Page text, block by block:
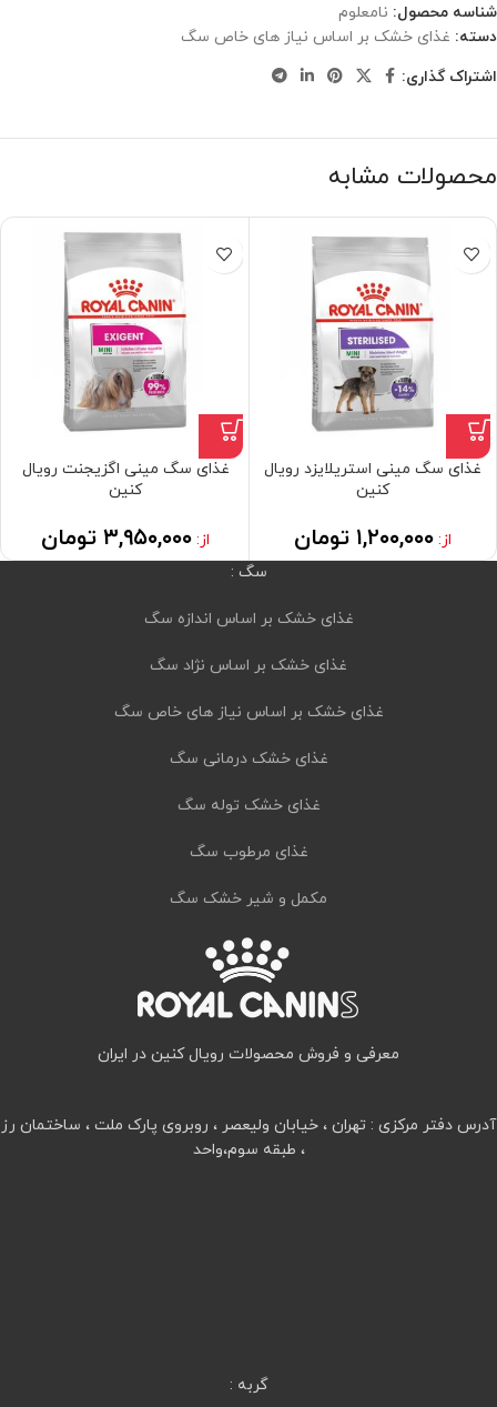
شناسه محصول: نامعلوم
دسته: غذای خشک بر اساس نیاز های خاص سگ
اشتراک گذاری:
محصولات مشابه
غذای سگ مینی استریلایزد رویال
کنین
از: ۱,۲۰۰,۰۰۰ تومان
غذای سگ مینی اگزیجنت رویال
کنین
از: ۳,۹۵۰,۰۰۰ تومان
سگ :
غذای خشک بر اساس اندازه سگ
غذای خشک بر اساس نژاد سگ
غذای خشک بر اساس نیاز های خاص سگ
غذای خشک درمانی سگ
غذای خشک توله سگ
غذای مرطوب سگ
مکمل و شیر خشک سگ
معرفی و فروش محصولات رویال کنین در ایران
آدرس دفتر مرکزی : تهران ، خیابان ولیعصر ، روبروی پارک ملت ، ساختمان رز
، طبقه سوم،واحد
گربه :